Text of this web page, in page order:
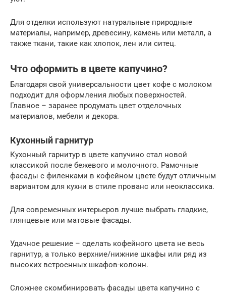
Для отделки используют натуральные природные
материалы, например, древесину, камень или металл, а
также ткани, такие как хлопок, лен или ситец.
Что оформить в цвете капучино?
Благодаря свой универсальности цвет кофе с молоком
подходит для оформления любых поверхностей.
Главное – заранее продумать цвет отделочных
материалов, мебели и декора.
Кухонный гарнитур
Кухонный гарнитур в цвете капучино стал новой
классикой после бежевого и молочного. Рамочные
фасады с филенками в кофейном цвете будут отличным
вариантом для кухни в стиле прованс или неоклассика.
Для современных интерьеров лучше выбрать гладкие,
глянцевые или матовые фасады.
Удачное решение – сделать кофейного цвета не весь
гарнитур, а только верхние/нижние шкафы или ряд из
высоких встроенных шкафов-колонн.
Сложнее скомбинировать фасады цвета капучино с